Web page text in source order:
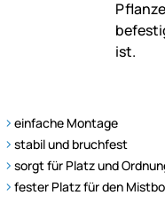
einfache Montage
stabil und bruchfest
sorgt für Platz und
fester Platz für den